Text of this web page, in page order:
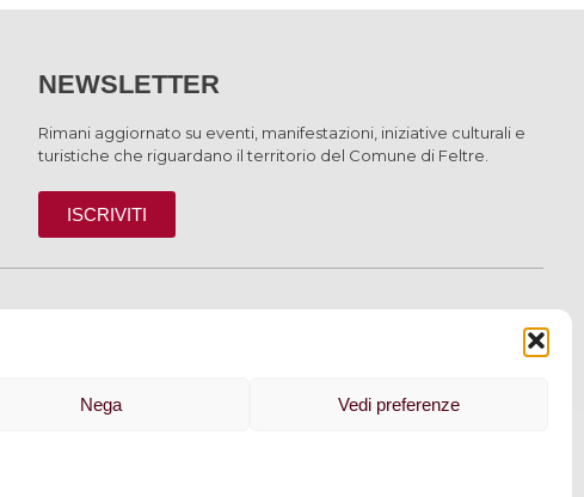
Nega Vedi preferenze
NEWSLETTER
Rimani aggiornato su eventi, manifestazioni, iniziative culturali e
turistiche che riguardano il territorio del Comune di Feltre.
ISCRIVITI